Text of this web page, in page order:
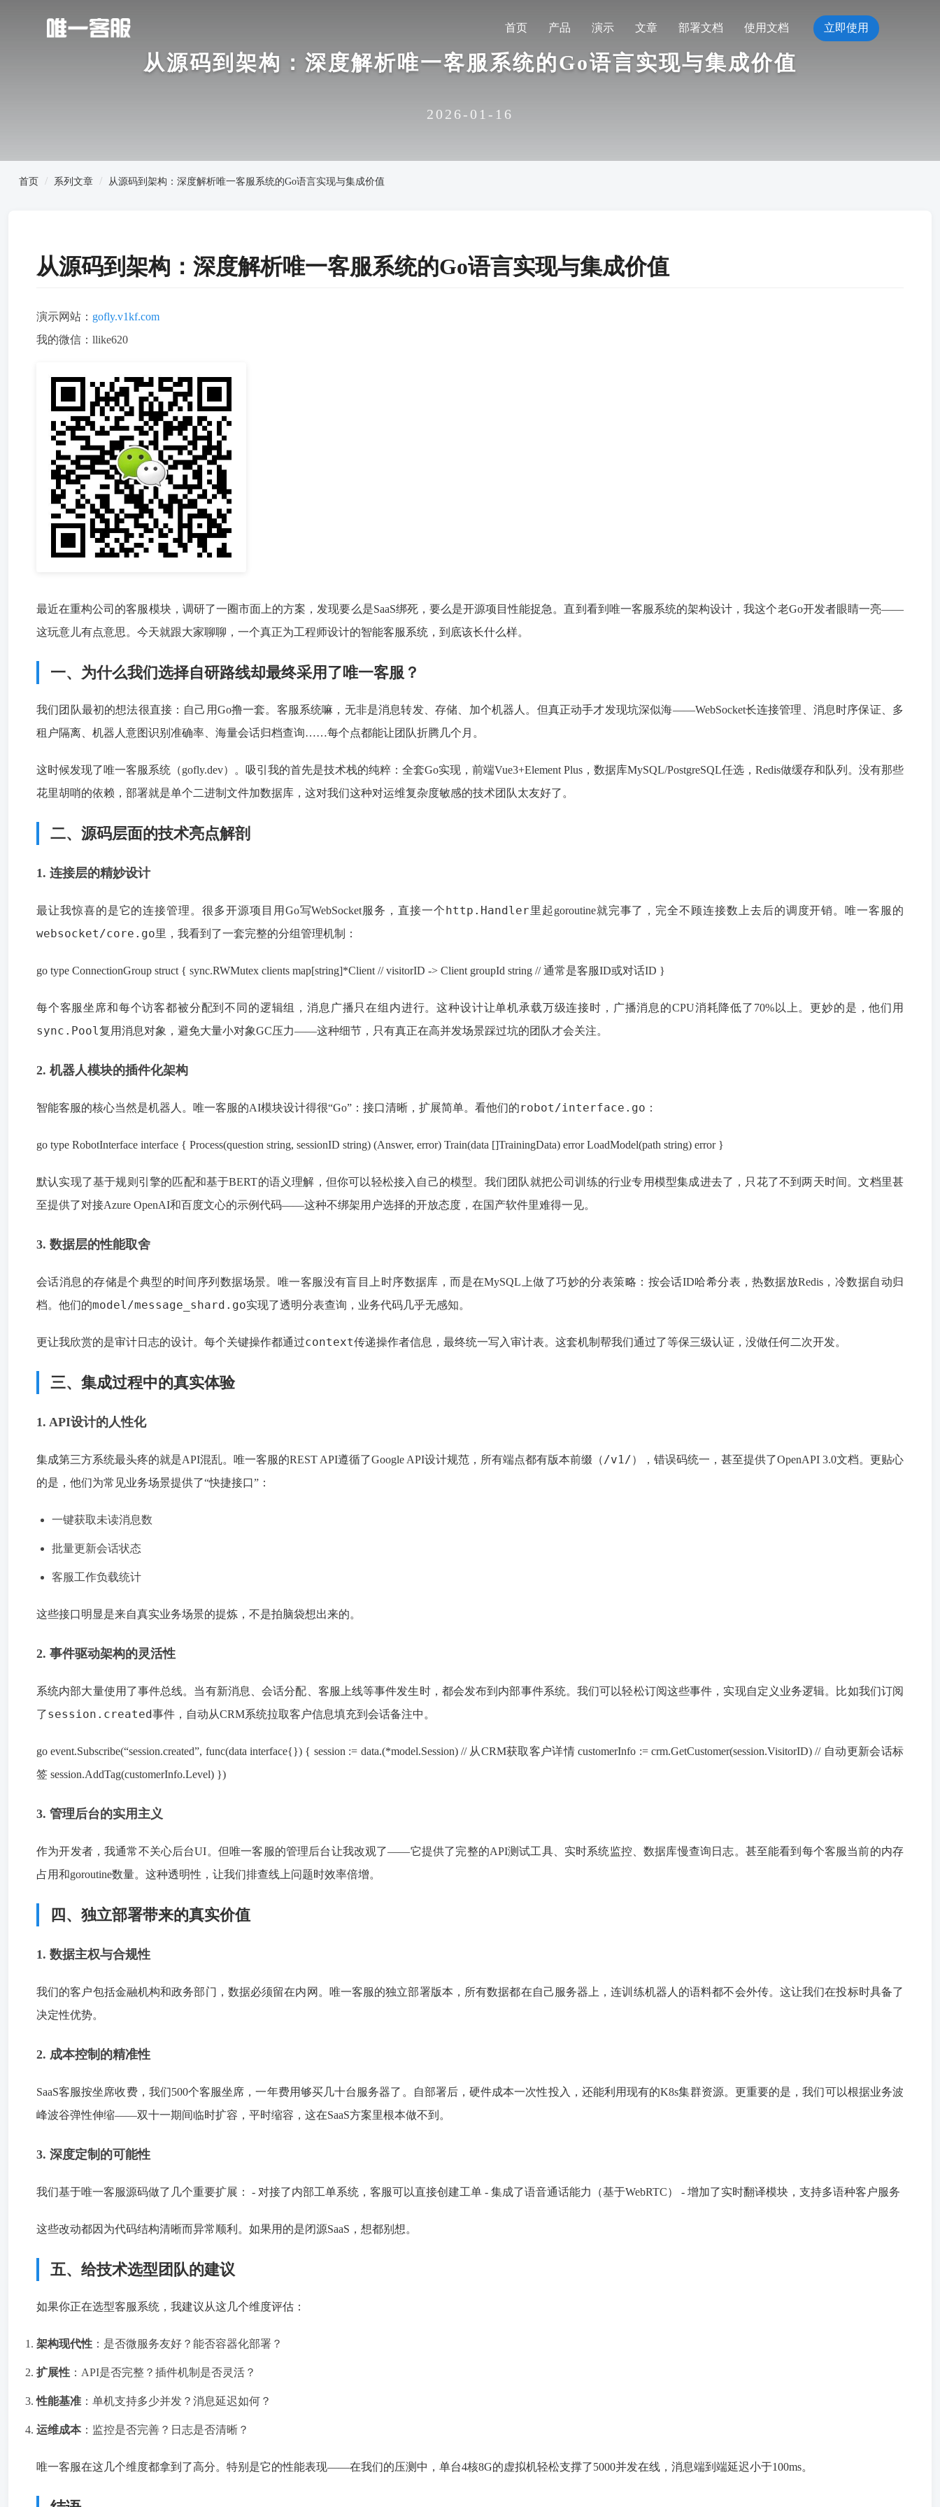
首页 产品 演示 文章 部署文档 使用文档 立即使用
从源码到架构：深度解析唯一客服系统的Go语言实现与集成价值
2026-01-16
首页 系列文章 从源码到架构：深度解析唯一客服系统的Go语言实现与集成价值
从源码到架构：深度解析唯一客服系统的Go语言实现与集成价值
演示网站： gofly.v1kf.com
我的微信：llike620
最近在重构公司的客服模块，调研了一圈市面上的方案，发现要么是SaaS绑死，要么是开源项目性能捉急。直到看到唯一客服系统的架构设计，我这个老Go开发者眼睛一亮——
这玩意儿有点意思。今天就跟大家聊聊，一个真正为工程师设计的智能客服系统，到底该长什么样。
一、为什么我们选择自研路线却最终采用了唯一客服？
我们团队最初的想法很直接：自己用Go撸一套。客服系统嘛，无非是消息转发、存储、加个机器人。但真正动手才发现坑深似海——WebSocket长连接管理、消息时序保证、多
租户隔离、机器人意图识别准确率、海量会话归档查询……每个点都能让团队折腾几个月。
这时候发现了唯一客服系统（gofly.dev）。吸引我的首先是技术栈的纯粹：全套Go实现，前端Vue3+Element Plus，数据库MySQL/PostgreSQL任选，Redis做缓存和队列。没有那些
花里胡哨的依赖，部署就是单个二进制文件加数据库，这对我们这种对运维复杂度敏感的技术团队太友好了。
二、源码层面的技术亮点解剖
1. 连接层的精妙设计
最让我惊喜的是它的连接管理。很多开源项目用Go写WebSocket服务，直接一个http.Handler里起goroutine就完事了，完全不顾连接数上去后的调度开销。唯一客服的
websocket/core.go里，我看到了一套完整的分组管理机制：
go type ConnectionGroup struct { sync.RWMutex clients map[string]*Client // visitorID -> Client groupId string // 通常是客服ID或对话ID }
每个客服坐席和每个访客都被分配到不同的逻辑组，消息广播只在组内进行。这种设计让单机承载万级连接时，广播消息的CPU消耗降低了70%以上。更妙的是，他们用
sync.Pool 复用消息对象，避免大量小对象GC压力——这种细节，只有真正在高并发场景踩过坑的团队才会关注。
2. 机器人模块的插件化架构
智能客服的核心当然是机器人。唯一客服的AI模块设计得很“Go”：接口清晰，扩展简单。看他们的robot/interface.go ：
go type RobotInterface interface { Process(question string, sessionID string) (Answer, error) Train(data []TrainingData) error LoadModel(path string) error }
默认实现了基于规则引擎的匹配和基于BERT的语义理解，但你可以轻松接入自己的模型。我们团队就把公司训练的行业专用模型集成进去了，只花了不到两天时间。文档里甚
至提供了对接Azure OpenAI和百度文心的示例代码——这种不绑架用户选择的开放态度，在国产软件里难得一见。
3. 数据层的性能取舍
会话消息的存储是个典型的时间序列数据场景。唯一客服没有盲目上时序数据库，而是在MySQL上做了巧妙的分表策略：按会话ID哈希分表，热数据放Redis，冷数据自动归
档。他们的model/message_shard.go实现了透明分表查询，业务代码几乎无感知。
更让我欣赏的是审计日志的设计。每个关键操作都通过context传递操作者信息，最终统一写入审计表。这套机制帮我们通过了等保三级认证，没做任何二次开发。
三、集成过程中的真实体验
1. API设计的人性化
集成第三方系统最头疼的就是API混乱。唯一客服的REST API遵循了Google API设计规范，所有端点都有版本前缀（ /v1/），错误码统一，甚至提供了OpenAPI 3.0文档。更贴心
的是，他们为常见业务场景提供了“快捷接口”：
一键获取未读消息数
批量更新会话状态
客服工作负载统计
这些接口明显是来自真实业务场景的提炼，不是拍脑袋想出来的。
2. 事件驱动架构的灵活性
系统内部大量使用了事件总线。当有新消息、会话分配、客服上线等事件发生时，都会发布到内部事件系统。我们可以轻松订阅这些事件，实现自定义业务逻辑。比如我们订阅
了session.created事件，自动从CRM系统拉取客户信息填充到会话备注中。
go event.Subscribe(“session.created”, func(data interface{}) { session := data.(*model.Session) // 从CRM获取客户详情 customerInfo := crm.GetCustomer(session.VisitorID) // 自动更新会话标
签 session.AddTag(customerInfo.Level) })
3. 管理后台的实用主义
作为开发者，我通常不关心后台UI。但唯一客服的管理后台让我改观了——它提供了完整的API测试工具、实时系统监控、数据库慢查询日志。甚至能看到每个客服当前的内存
占用和goroutine数量。这种透明性，让我们排查线上问题时效率倍增。
四、独立部署带来的真实价值
1. 数据主权与合规性
我们的客户包括金融机构和政务部门，数据必须留在内网。唯一客服的独立部署版本，所有数据都在自己服务器上，连训练机器人的语料都不会外传。这让我们在投标时具备了
决定性优势。
2. 成本控制的精准性
SaaS客服按坐席收费，我们500个客服坐席，一年费用够买几十台服务器了。自部署后，硬件成本一次性投入，还能利用现有的K8s集群资源。更重要的是，我们可以根据业务波
峰波谷弹性伸缩——双十一期间临时扩容，平时缩容，这在SaaS方案里根本做不到。
3. 深度定制的可能性
我们基于唯一客服源码做了几个重要扩展： - 对接了内部工单系统，客服可以直接创建工单 - 集成了语音通话能力（基于WebRTC） - 增加了实时翻译模块，支持多语种客户服务
这些改动都因为代码结构清晰而异常顺利。如果用的是闭源SaaS，想都别想。
五、给技术选型团队的建议
如果你正在选型客服系统，我建议从这几个维度评估：
架构现代性 ：是否微服务友好？能否容器化部署？
扩展性 ：API是否完整？插件机制是否灵活？
性能基准 ：单机支持多少并发？消息延迟如何？
运维成本：监控是否完善？日志是否清晰？
唯一客服在这几个维度都拿到了高分。特别是它的性能表现——在我们的压测中，单台4核8G的虚拟机轻松支撑了5000并发在线，消息端到端延迟小于100ms。